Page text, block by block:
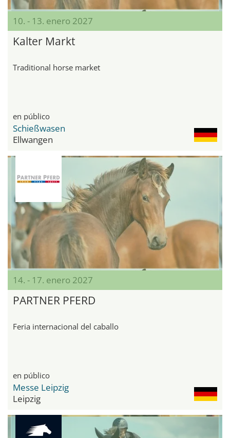
10. - 13. enero 2027
Kalter Markt
Traditional horse market
en público
Schießwasen
Ellwangen
14. - 17. enero 2027
PARTNER PFERD
Feria internacional del caballo
en público
Messe Leipzig
Leipzig